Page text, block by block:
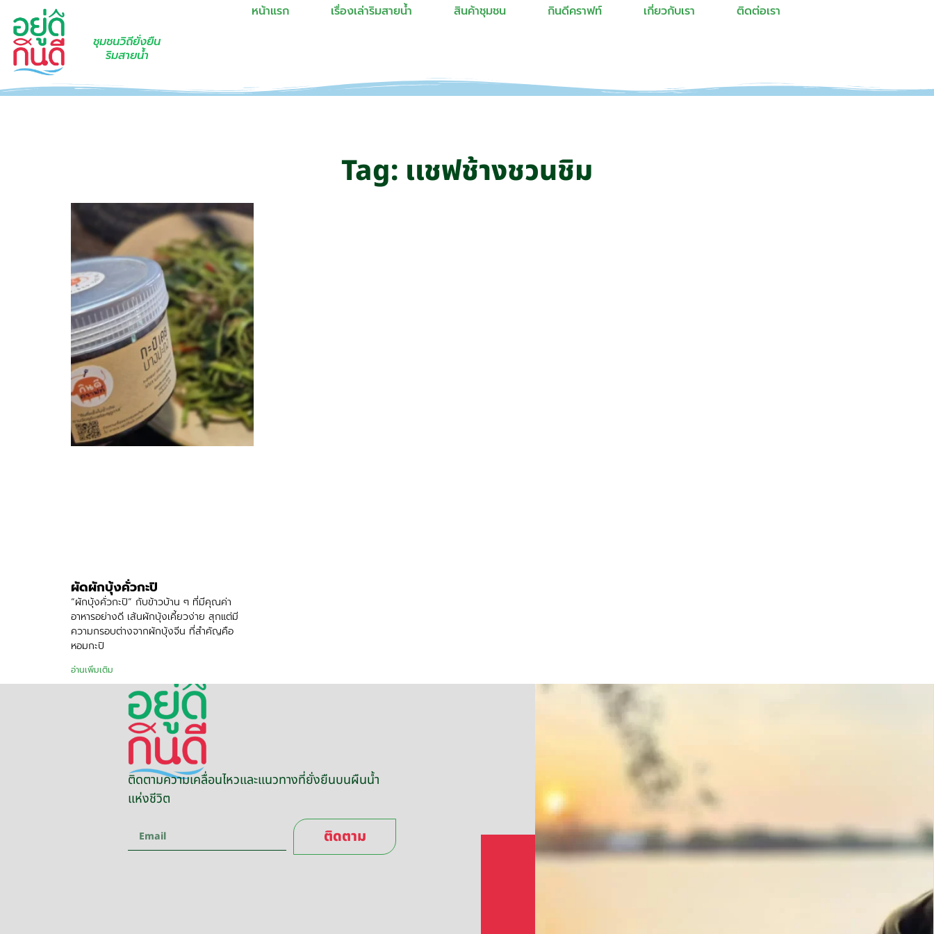
ชุมชนวิถียั่งยืน
ริมสายน้ำ
หน้าแรก เรื่องเล่าริมสายน้ำ สินค้าชุมชน กินดีคราฟท์ เกี่ยวกับเรา ติดต่อเรา
Tag: เเชฟช้างชวนชิม
ผัดผักบุ้งคั่วกะปิ
“ผักบุ้งคั่วกะปิ” กับข้าวบ้าน ๆ ที่มีคุณค่า
อาหารอย่างดี เส้นผักบุ้งเคี้ยวง่าย สุกแต่มี
ความกรอบต่างจากผักบุ้งจีน ที่สำคัญคือ
หอมกะปิ
อ่านเพิ่มเติม
ติดตามความเคลื่อนไหวและแนวทางที่ยั่งยืนบนผืนน้ำ
แห่งชีวิต
ติดตาม